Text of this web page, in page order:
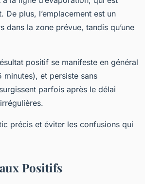
De plus, l’emplacement est un
la zone prévue, tandis qu’une
positif se manifeste en général
et persiste sans
parfois après le délai
précis et éviter les confusions qui
Positifs